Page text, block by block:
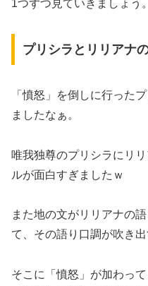
1つずつ見ていきましょう。
プリシラとリリアナ
「憤怒」を倒しに行った
ましたなぁ。
唯我独尊のプリシラにリ
ルが面白すぎましたｗ
また地の文がリリアナの
て、その語り口調が吹き
そこに「憤怒」が加わっ